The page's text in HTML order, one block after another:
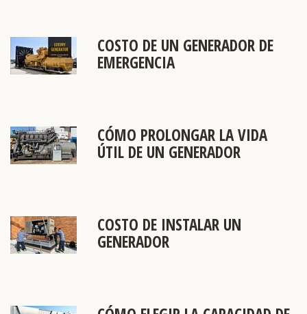
COSTO DE UN GENERADOR DE
EMERGENCIA
CÓMO PROLONGAR LA VIDA
ÚTIL DE UN GENERADOR
COSTO DE INSTALAR UN
GENERADOR